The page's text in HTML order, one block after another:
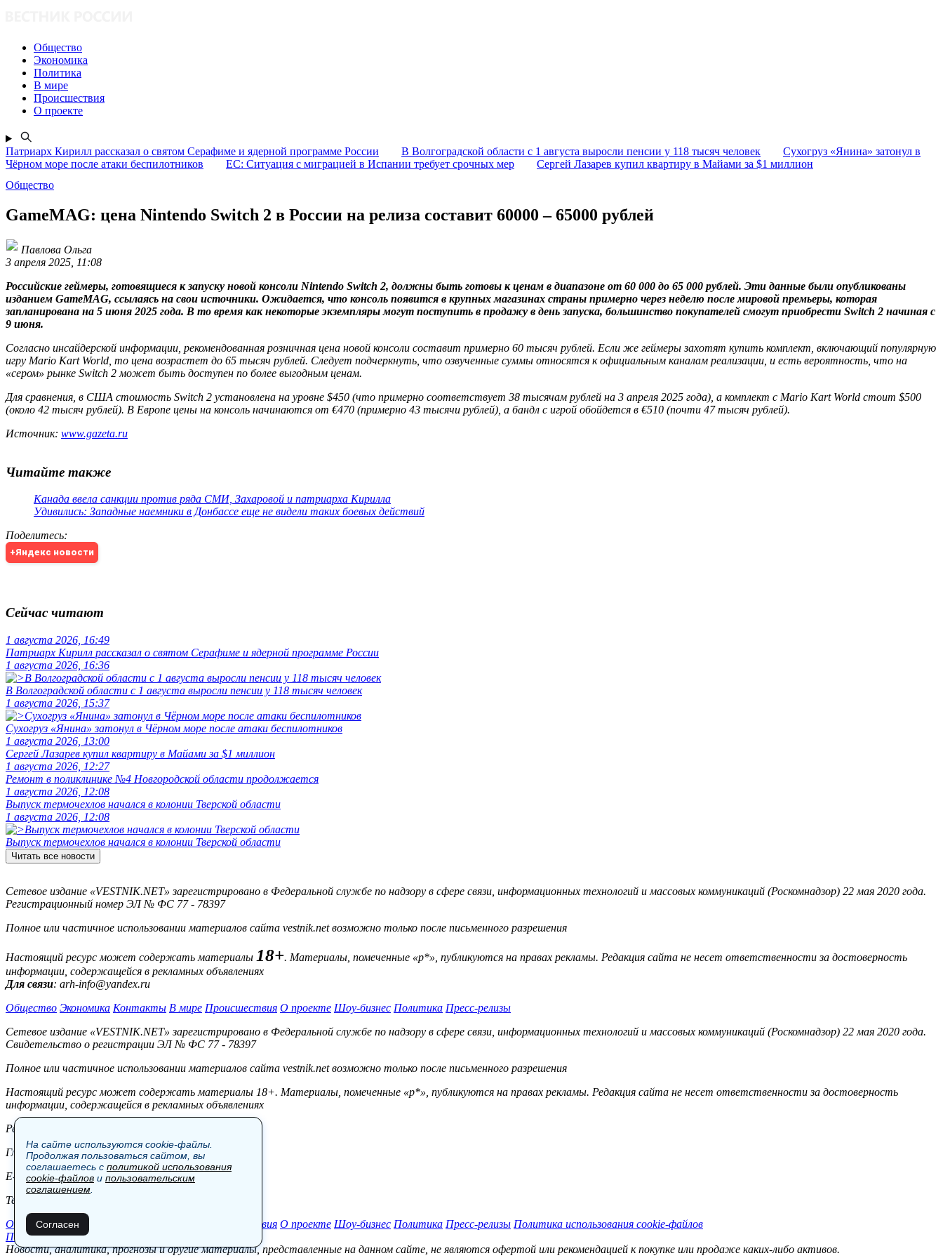
Общество
Экономика
Политика
В мире
Происшествия
О проекте
Патриарх Кирилл рассказал о святом Серафиме и ядерной программе России В Волгоградской области с 1 августа выросли пенсии у 118 тысяч человек
Сухогруз «Янина» затонул в
Чёрном море после атаки беспилотников
ЕС: Ситуация с миграцией в Испании требует срочных мер
Сергей Лазарев купил квартиру в Майами за $1 миллион
Общество
GameMAG: цена Nintendo Switch 2 в России на релиза составит 60000 – 65000 рублей
Павлова Ольга
3 апреля 2025, 11:08
Российские геймеры, готовящиеся к запуску новой консоли Nintendo Switch 2, должны быть готовы к ценам в диапазоне от 60 000 до 65 000 рублей. Эти данные были опубликованы
изданием GameMAG, ссылаясь на свои источники. Ожидается, что консоль появится в крупных магазинах страны примерно через неделю после мировой премьеры, которая
запланирована на 5 июня 2025 года. В то время как некоторые экземпляры могут поступить в продажу в день запуска, большинство покупателей смогут приобрести Switch 2 начиная с
9 июня.
Согласно инсайдерской информации, рекомендованная розничная цена новой консоли составит примерно 60 тысяч рублей. Если же геймеры захотят купить комплект, включающий популярную
игру Mario Kart World, то цена возрастет до 65 тысяч рублей. Следует подчеркнуть, что озвученные суммы относятся к официальным каналам реализации, и есть вероятность, что на
«сером» рынке Switch 2 может быть доступен по более выгодным ценам.
Для сравнения, в США стоимость Switch 2 установлена на уровне $450 (что примерно соответствует 38 тысячам рублей на 3 апреля 2025 года), а комплект с Mario Kart World стоит $500
(около 42 тысяч рублей). В Европе цены на консоль начинаются от €470 (примерно 43 тысячи рублей), а бандл с игрой обойдется в €510 (почти 47 тысяч рублей).
Источник: www.gazeta.ru
Читайте также
Канада ввела санкции против ряда СМИ, Захаровой и патриарха Кирилла
Удивились: Западные наемники в Донбассе еще не видели таких боевых действий
Поделитесь:
+Яндекс новости
Сейчас читают
1 августа 2026, 16:49
Патриарх Кирилл рассказал о святом Серафиме и ядерной программе России
1 августа 2026, 16:36
В Волгоградской области с 1 августа выросли пенсии у 118 тысяч человек
1 августа 2026, 15:37
Сухогруз «Янина» затонул в Чёрном море после атаки беспилотников
1 августа 2026, 13:00
Сергей Лазарев купил квартиру в Майами за $1 миллион
1 августа 2026, 12:27
Ремонт в поликлинике №4 Новгородской области продолжается
1 августа 2026, 12:08
Выпуск термочехлов начался в колонии Тверской области
1 августа 2026, 12:08
Выпуск термочехлов начался в колонии Тверской области
Читать все новости
Сетевое издание «VESTNIK.NET» зарегистрировано в Федеральной службе по надзору в сфере связи, информационных технологий и массовых коммуникаций (Роскомнадзор) 22 мая 2020 года.
Регистрационный номер ЭЛ № ФС 77 - 78397
Полное или частичное использовании материалов сайта vestnik.net возможно только после письменного разрешения
Настоящий ресурс может содержать материалы 18+. Материалы, помеченные «р*», публикуются на правах рекламы. Редакция сайта не несет ответственности за достоверность
информации, содержащейся в рекламных объявлениях
Для связи: arh-info@yandex.ru
Общество Экономика Контакты В мире Происшествия О проекте Шоу-бизнес Политика Пресс-релизы
Сетевое издание «VESTNIK.NET» зарегистрировано в Федеральной службе по надзору в сфере связи, информационных технологий и массовых коммуникаций (Роскомнадзор) 22 мая 2020 года.
Свидетельство о регистрации ЭЛ № ФС 77 - 78397
Полное или частичное использовании материалов сайта vestnik.net возможно только после письменного разрешения
Настоящий ресурс может содержать материалы 18+. Материалы, помеченные «р*», публикуются на правах рекламы. Редакция сайта не несет ответственности за достоверность
информации, содержащейся в рекламных объявлениях
Редакция:
Главный редактор: Боровов М.С.
E-mail: site@vestnik.net, reb.msk@yandex.ru
Тел.: +7 (921) 720-00-97
Общество Экономика Происшествия О проекте Шоу-бизнес Политика Пресс-релизы Политика использования cookie-файлов
Пользовательское соглашение
Новости, аналитика, прогнозы и другие материалы, представленные на данном сайте, не являются офертой или рекомендацией к покупке или продаже каких-либо активов.
На сайте используются cookie-файлы.
Продолжая пользоваться сайтом, вы
соглашаетесь с политикой использования
cookie-файлов и пользовательским
соглашением
Согласен